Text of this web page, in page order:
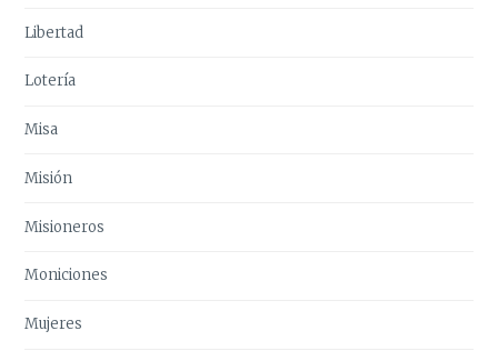
Libertad
Lotería
Misa
Misión
Misioneros
Moniciones
Mujeres